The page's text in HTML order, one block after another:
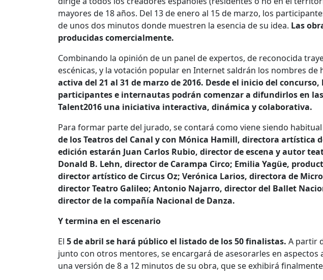
mayores de 18 años. Del 13 de enero al 15 de marzo, los
de unos dos minutos donde muestren la esencia de su idea. Las
producidas comercialmente.
Combinando la opinión de un panel de expertos, de reconocida
escénicas, y la votación popular en Internet saldrán los nombres de
activa del 21 al 31 de marzo de 2016. Desde el inicio del
participantes e internautas podrán comenzar a difundirlos en las
Talent2016 una iniciativa interactiva, dinámica y colaborativa.
Para formar parte del jurado, se contará como viene siendo
de los Teatros del Canal y con Mónica Hamill, directora artística
edición estarán Juan Carlos Rubio, director de escena y autor
Donald B. Lehn, director de Carampa Circo; Emilia Yagüe,
director artístico de Circus Oz; Verónica Larios, directora de
director Teatro Galileo; Antonio Najarro, director del Ballet
director de la compañía Nacional de Danza.
Y termina en el escenario
El 5 de abril se hará público el listado de los 50 finalistas. A partir
junto con otros mentores, se encargará de asesorarles en
una versión de 8 a 12 minutos de su obra, que se exhibirá